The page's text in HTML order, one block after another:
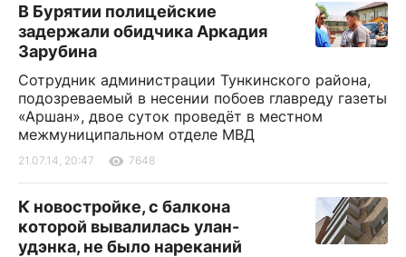
В Бурятии полицейские
задержали обидчика Аркадия
Зарубина
Сотрудник администрации Тункинского района,
подозреваемый в несении побоев главреду газеты
«Аршан», двое суток проведёт в местном
межмуниципальном отделе МВД
21.07.14, 20:47 7648
К новостройке, с балкона
которой вывалилась улан-
удэнка, не было нареканий